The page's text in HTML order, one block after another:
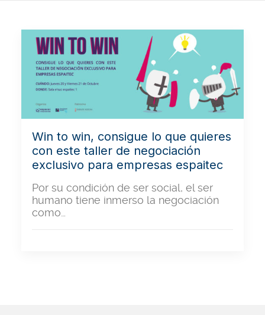
Win to win, consigue lo que quieres
con este taller de negociación
exclusivo para empresas espaitec
Por su condición de ser social, el ser
humano tiene inmerso la negociación
como…